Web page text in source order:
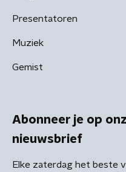
Presentatoren
Muziek
Gemist
Abonneer je op
nieuwsbrief
Elke zaterdag het beste